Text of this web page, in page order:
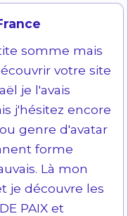
somme mais
votre site
je l'avais
j'hésitez encore
genre d'avatar
forme
Là mon
je découvre les
PAIX et